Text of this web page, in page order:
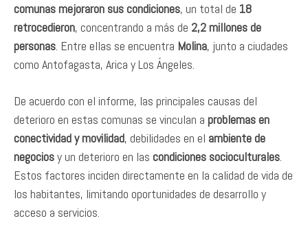
comunas mejoraron sus condiciones, un total de 18
retrocedieron, concentrando a más de 2,2 millones de
personas. Entre ellas se encuentra Molina, junto a ciudades
como Antofagasta, Arica y Los Ángeles.
De acuerdo con el informe, las principales causas del
deterioro en estas comunas se vinculan a problemas en
conectividad y movilidad, debilidades en el ambiente de
negociosy un deterioro en las condiciones socioculturales.
Estos factores inciden directamente en la calidad de vida de
los habitantes, limitando oportunidades de desarrollo y
acceso a servicios.